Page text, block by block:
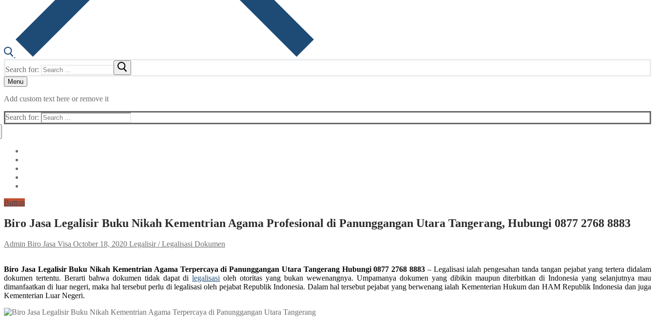
Search for:
Menu
Add custom text here or remove it
Search for:
Button
Biro Jasa Legalisir Buku Nikah Kementrian Agama Profesional di Panunggangan Utara Tangerang, Hubungi 0877 2768 8883
Admin Biro Jasa Visa October 18, 2020 Legalisir / Legalisasi Dokumen
Biro Jasa Legalisir Buku Nikah Kementrian Agama Terpercaya di Panunggangan Utara Tangerang Hubungi 0877 2768 8883 – Legalisasi ialah pengesahan tanda tangan pejabat yang tertera didalam
dokumen tertentu. Berarti bahwa dokumen tidak dapat dilegalisasi oleh otoritas yang bukan wewenangnya. Umpamanya dokumen yang dibikin maupun diterbitkan di Indonesia yang selanjutnya mau
dimanfaatkan di luar negeri, maka hal tersebut perlu di legalisasi oleh pejabat Republik Indonesia. Dalam hal tersebut pejabat yang berwenang ialah Kementerian Hukum dan HAM Republik Indonesia dan juga
Kementerian Luar Negeri.